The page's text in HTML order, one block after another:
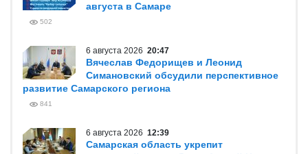
августа в Самаре
502
6 августа 2026 20:47
Вячеслав Федорищев и Леонид
Симановский обсудили перспективное
развитие Самарского региона
841
6 августа 2026 12:39
Самарская область укрепит